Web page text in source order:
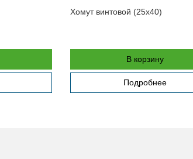
Хомут винтовой (25х40)
В корзину
Подробнее